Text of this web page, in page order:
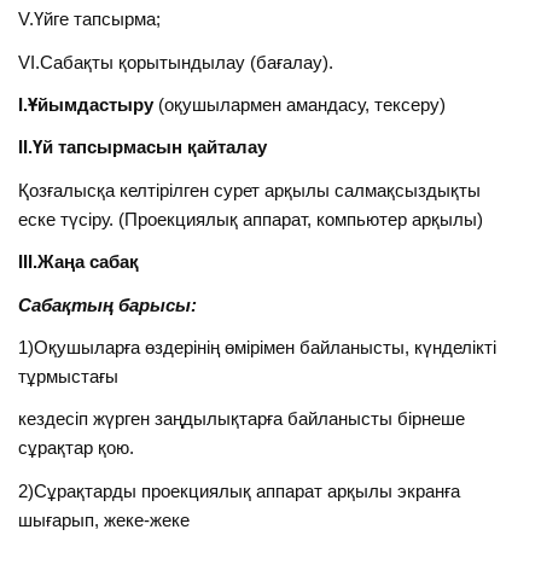
V.Үйге тапсырма;
VI.Сабақты қорытындылау (бағалау).
І.Ұйымдастыру (оқушылармен амандасу, тексеру)
ІІ.Үй тапсырмасын қайталау
Қозғалысқа келтірілген сурет арқылы салмақсыздықты
еске түсіру. (Проекциялық аппарат, компьютер арқылы)
ІІІ.Жаңа сабақ
Сабақтың барысы:
1)Оқушыларға өздерінің өмірімен байланысты, күнделікті
тұрмыстағы
кездесіп жүрген заңдылықтарға байланысты бірнеше
сұрақтар қою.
2)Сұрақтарды проекциялық аппарат арқылы экранға
шығарып, жеке-жеке